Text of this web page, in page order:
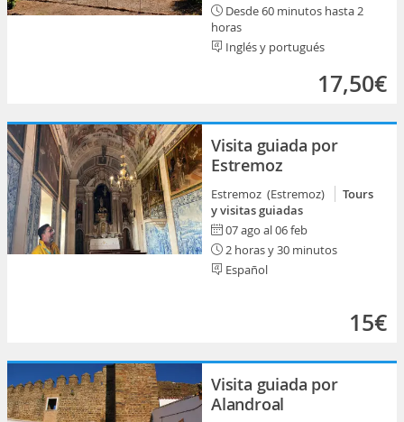
Desde 60 minutos hasta 2
horas
Inglés y portugués
17,50€
Visita guiada por
Estremoz
Estremoz (Estremoz)
Tours
y visitas guiadas
07 ago al 06 feb
2 horas y 30 minutos
Español
15€
Visita guiada por
Alandroal